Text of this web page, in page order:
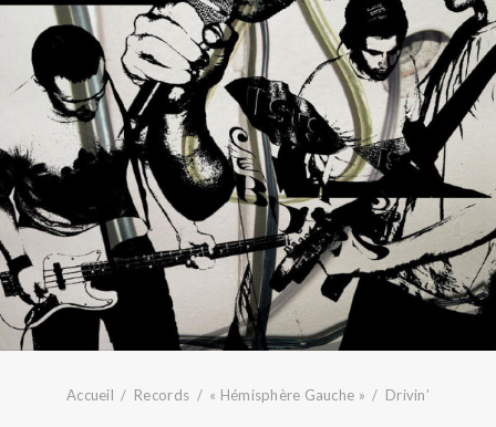
Accueil Records « Hémisphère Gauche » Drivin’